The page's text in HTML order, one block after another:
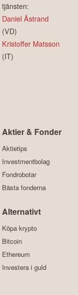
tjänsten:
Daniel Åstrand
(VD)
Kristoffer Matsson
(IT)
Aktier & Fonder
Aktietips
Investmentbolag
Fondrobotar
Bästa fonderna
Alternativt
Köpa krypto
Bitcoin
Ethereum
Investera i guld